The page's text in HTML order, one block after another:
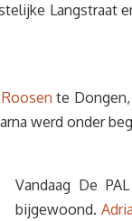
Langstraat
te
werd onder
Vandaag De
bijgewoond.